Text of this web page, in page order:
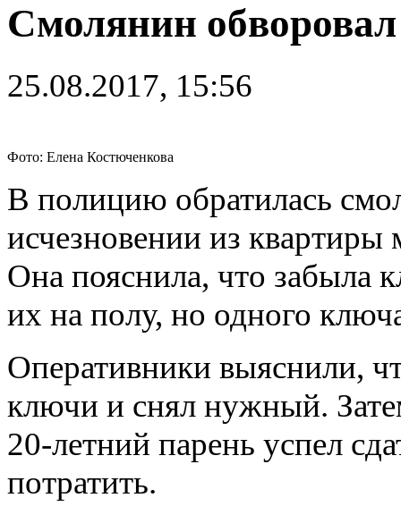
Смолянин обворовал
25.08.2017, 15:56
Фото: Елена Костюченкова
В полицию обратилась
исчезновении из
Она пояснила, что забыла
их на полу, но одного
Оперативники выяснили,
ключи и снял нужный.
20-летний парень успел
потратить.